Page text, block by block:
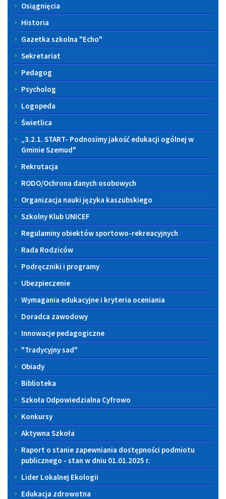
Osiągnięcia
Historia
Gazetka szkolna "Echo"
Sekretariat
Pedagog
Psycholog
Logopeda
Świetlica
„3.2.1. START- Podnosimy jakość edukacji ogólnej w
Gminie Szemud"
Rekrutacja
RODO/Ochrona danych osobowych
Organizacja nauki języka kaszubskiego
Szkolny Klub UNICEF
Regulaminy obiektów sportowo-rekreacyjnych
Rada Rodziców
Podręczniki i programy
Ubezpieczenie
Wymagania edukacyjne i kryteria oceniania
Doradca zawodowy
Innowacje pedagogiczne
"Tradycyjny sad"
Obiady
Biblioteka
Szkoła Odpowiedzialna Cyfrowo
Konkursy
Aktywna Szkoła
Raport o stanie zapewniania dostępności podmiotu
publicznego - stan w dniu 01.01.2025 r.
Lider Lokalnej Ekologii
Edukacja zdrowotna